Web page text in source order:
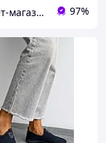
Інтернет-магазин Minimalka.com - мінімальні ціни на одяг та взуття, спідню білизну та інші товари 97%